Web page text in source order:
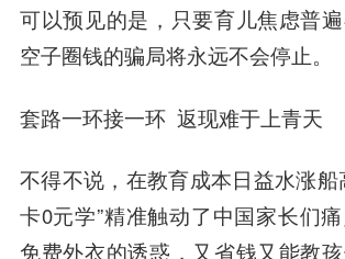
可以预见的是，只要育儿焦虑普
空子圈钱的骗局将永远不会停止。
套路一环接一环 返现难于上青天
不得不说，在教育成本日益水涨船
卡0元学”精准触动了中国家长们
免费外衣的诱惑，又省钱又能教